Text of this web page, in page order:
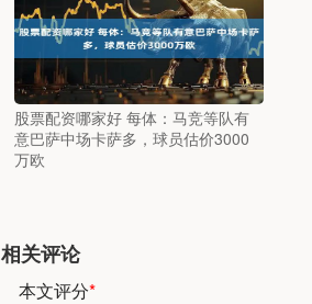
股票配资哪家好 每体：马竞等队有
意巴萨中场卡萨多，球员估价3000
万欧
相关评论
本文评分*